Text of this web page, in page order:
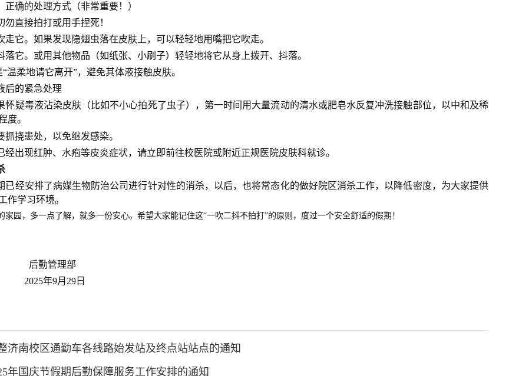
正确的处理方式（非常重要！）
勿直接拍打或用手捏死！
走它。如果发现隐翅虫落在皮肤上，可以轻轻地用嘴把它吹走。
落它。或用其他物品（如纸张、小刷子）轻轻地将它从身上拨开、抖落。
温柔地请它离开”，避免其体液接触皮肤。
后的紧急处理
怀疑毒液沾染皮肤（比如不小心拍死了虫子），第一时间用大量流动的清水或肥皂水反复冲洗接触部位，以中和及稀
度。
抓挠患处，以免继发感染。
经出现红肿、水疱等皮炎症状，请立即前往校医院或附近正规医院皮肤科就诊。
已经安排了病媒生物防治公司进行针对性的消杀，以后，也将常态化的做好院区消杀工作，以降低密度，为大家提供
作学习环境。
家园，多一点了解，就多一份安心。希望大家能记住这“一吹二抖不拍打”的原则，度过一个安全舒适的假期！
理部
9月29日
济南校区通勤车各线路始发站及终点站站点的通知
年国庆节假期后勤保障服务工作安排的通知